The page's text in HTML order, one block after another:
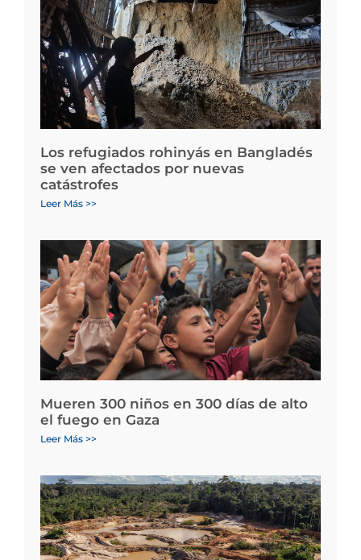
Los refugiados rohinyás en Bangladés
se ven afectados por nuevas
catástrofes
Leer Más >>
Mueren 300 niños en 300 días de alto
el fuego en Gaza
Leer Más >>